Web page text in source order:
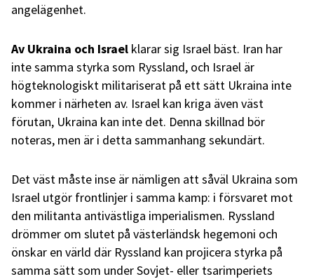
angelägenhet.
Av Ukraina och Israel klarar sig Israel bäst. Iran har
inte samma styrka som Ryssland, och Israel är
högteknologiskt militariserat på ett sätt Ukraina inte
kommer i närheten av. Israel kan kriga även väst
förutan, Ukraina kan inte det. Denna skillnad bör
noteras, men är i detta sammanhang sekundärt.
Det väst måste inse är nämligen att såväl Ukraina som
Israel utgör frontlinjer i samma kamp: i försvaret mot
den militanta antivästliga imperialismen. Ryssland
drömmer om slutet på västerländsk hegemoni och
önskar en värld där Ryssland kan projicera styrka på
samma sätt som under Sovjet- eller tsarimperiets